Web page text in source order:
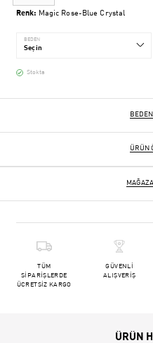
Renk: Magic Rose-Blue Crystal
BEDEN
Stokta
ÜRÜN
TÜM
SİPARİŞLERDE
ÜCRETSİZ KARGO
GÜVENLİ
ALIŞVERİŞ
ÜRÜN